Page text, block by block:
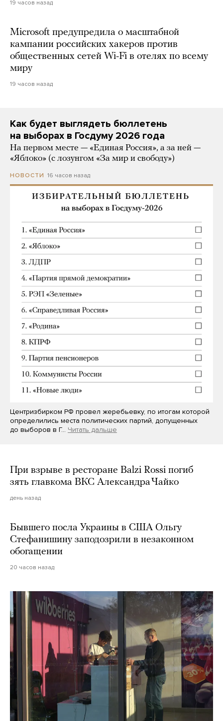
19 часов назад
Microsoft предупредила о масштабной
кампании российских хакеров против
общественных сетей Wi-Fi в отелях по всему
миру
19 часов назад
Как будет выглядеть бюллетень
на выборах в Госдуму 2026 года
На первом месте — «Единая Россия», а за ней —
«Яблоко» (с лозунгом «За мир и свободу»)
НОВОСТИ 16 часов назад
Центризбирком РФ провел жеребьевку, по итогам которой
определились места политических партий, допущенных
до выборов в Г… Читать дальше
При взрыве в ресторане Balzi Rossi погиб
зять главкома ВКС Александра Чайко
день назад
Бывшего посла Украины в США Ольгу
Стефанишину заподозрили в незаконном
обогащении
20 часов назад